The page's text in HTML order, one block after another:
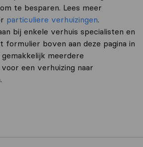
te besparen. Lees meer
particuliere verhuizingen.
bij enkele verhuis specialisten en
formulier boven aan deze pagina in
meerdere
een verhuizing naar